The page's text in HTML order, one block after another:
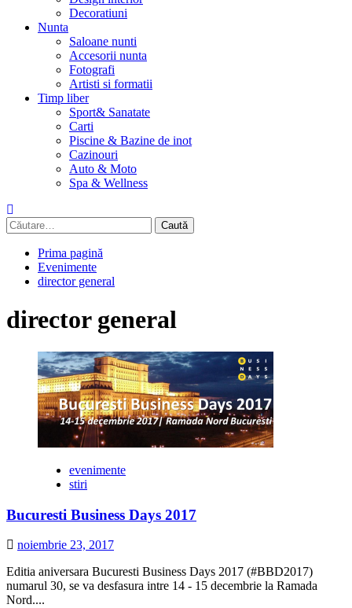
Decoratiuni
Nunta
Saloane nunti
Accesorii nunta
Fotografi
Artisti si formatii
Timp liber
Sport& Sanatate
Carti
Piscine & Bazine de inot
Cazinouri
Auto & Moto
Spa & Wellness
Caută
după:
Prima pagină
Evenimente
director general
director general
evenimente
stiri
Bucuresti Business Days 2017
noiembrie 23, 2017
Editia aniversara Bucuresti Business Days 2017 (#BBD2017)
numarul 30, se va desfasura intre 14 - 15 decembrie la Ramada
Nord....